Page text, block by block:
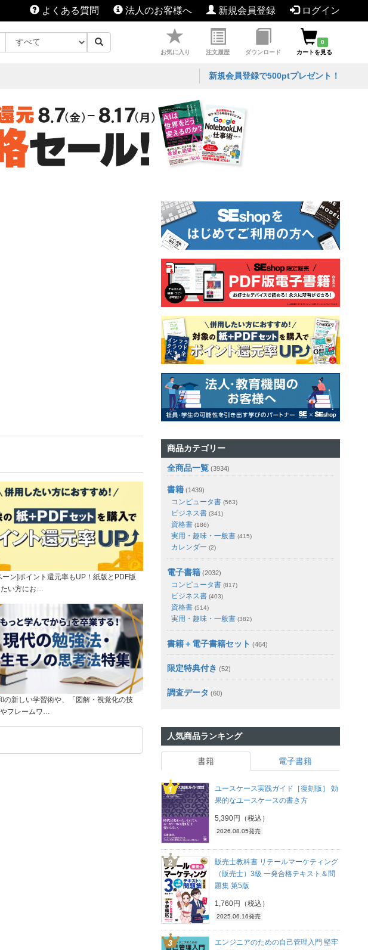
よくある質問 法人のお客様へ 新規会員登録 ログイン
お気に入り 注文履歴 ダウンロード
0
カートを見る
新規会員登録で500ptプレゼント！
ーン]ポイント還元率もUP！紙版とPDF版
たい方にお…
の新しい学習術や、「図解・視覚化の技
フレームワ…
商品カテゴリー
全商品一覧 (3934)
書籍 (1439)
コンピュータ書 (563)
ビジネス書 (341)
資格書 (186)
実用・趣味・一般書 (415)
カレンダー (2)
電子書籍 (2032)
コンピュータ書 (817)
ビジネス書 (403)
資格書 (514)
実用・趣味・一般書 (382)
書籍＋電子書籍セット (464)
限定特典付き (52)
調査データ (60)
人気商品ランキング
書籍 電子書籍
ユースケース実践ガイド［復刻版］ 効
果的なユースケースの書き方
5,390円（税込）
2026.08.05発売
販売士教科書 リテールマーケティング
（販売士）3級 一発合格テキスト＆問
題集 第5版
1,760円（税込）
2025.06.16発売
エンジニアのための自己管理入門 堅牢